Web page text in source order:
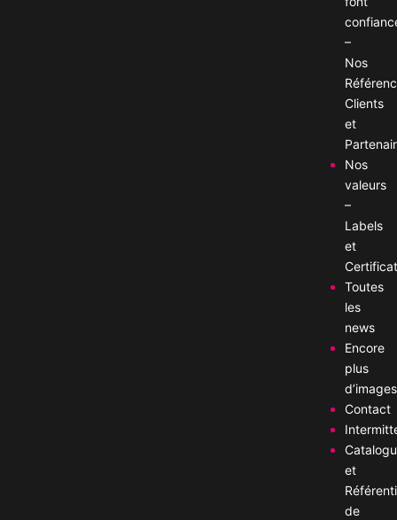
–
Nos
Clients
et
Nos
valeurs
–
Labels
et
Toutes
les
news
Encore
plus
d’images
Contact
et
de